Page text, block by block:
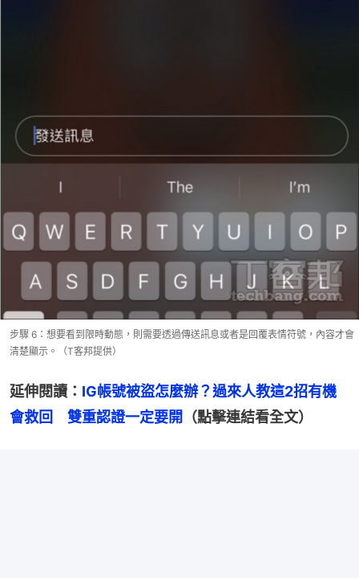
步驟 6：想要看到限時動態，則需要透過傳送訊息或者是回覆表情符號，內容才會
清楚顯示。（T客邦提供）
延伸閱讀： IG帳號被盜怎麼辦？過來人教這2招有機
會救回　雙重認證一定要開 （點擊連結看全文）